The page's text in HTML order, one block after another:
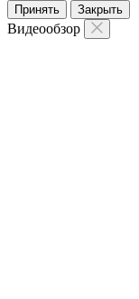
Принять Закрыть
Видеообзор